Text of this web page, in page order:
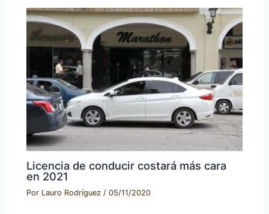
Licencia de conducir costará más cara
en 2021
Por Lauro Rodríguez /05/11/2020